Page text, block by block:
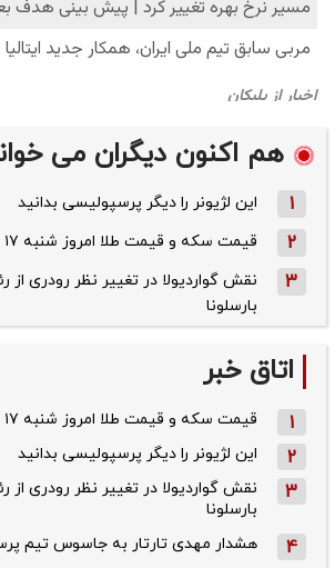
هم اکنون دیگران می
1 این لژیونر را دیگر پرسپولیسی بدانید
2 قیمت سکه و قیمت طلا امروز شنبه ۱۷ مرداد ۱۴۰۵ + جدول
3
نقش گواردیولا در تغییر نظر رودری از
بارسلونا
اتاق خبر
1 قیمت سکه و قیمت طلا امروز شنبه ۱۷ مرداد ۱۴۰۵ + جدول
2 این لژیونر را دیگر پرسپولیسی بدانید
3
نقش گواردیولا در تغییر نظر رودری از
بارسلونا
4 هشدار مهدی تارتار به جاسوس تیم